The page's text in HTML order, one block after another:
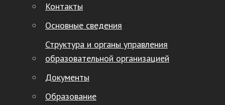
Контакты
Основные сведения
Структура и органы управления
образовательной организацией
Документы
Образование